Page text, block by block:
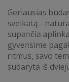
Geriausias
sveikatą -
supančia
gyvensime
ritmus, savo
sudaryta iš